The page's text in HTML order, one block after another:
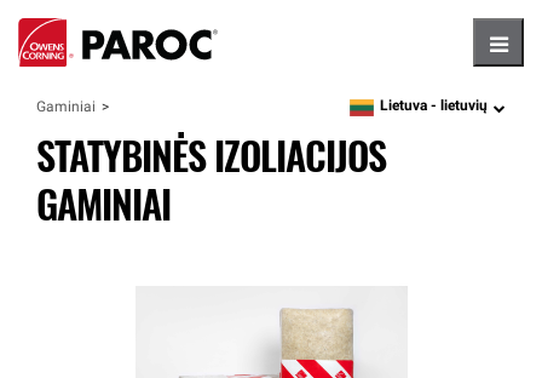
Gaminiai language
Lietuva - lietuvių
STATYBINĖS IZOLIACIJOS
GAMINIAI